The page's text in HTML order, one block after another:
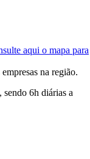
aqui o mapa para
na região.
sendo 6h diárias a